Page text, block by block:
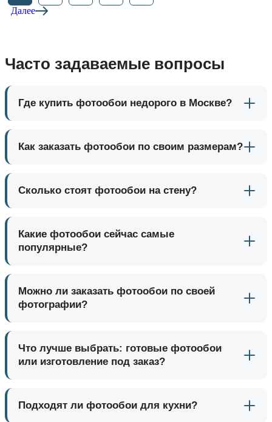
Далее
Часто задаваемые вопросы
Где купить фотообои недорого в Москве?
Как заказать фотообои по своим размерам?
Сколько стоят фотообои на стену?
Какие фотообои сейчас самые
популярные?
Можно ли заказать фотообои по своей
фотографии?
Что лучше выбрать: готовые фотообои
или изготовление под заказ?
Подходят ли фотообои для кухни?